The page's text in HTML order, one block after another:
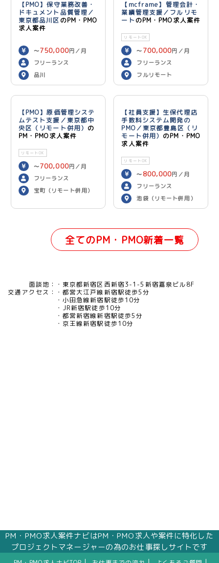
【PMO】保守業務改善・
ドキュメント品質管理／
東京都品川区 のPM・PMO
求人案件
〜750,000円／月
フリーランス
品川
【mcframe】管理会計・
業績管理支援／フルリモ
ートのPM・PMO求人案件
リモートOK
〜 700,000円／月
フリーランス
フルリモート
【PMO】原価管理システ
ムテスト支援／東京都中
央区（リモート併用） の
PM・PMO求人案件
リモートOK
〜700,000円／月
フリーランス
宝町（リモート併用）
【社員支援】生保代理店
手数料システム開発の
PMO／東京都豊島区（リ
モート併用） のPM・PMO
求人案件
リモートOK
〜 800,000円／月
フリーランス
池袋（リモート併用）
全てのPM・PMO新着一覧
面談地：
東京都新宿区西新宿3-1-5新宿嘉泉ビル8F
交通アクセス：
都営大江戸線新宿駅徒歩5分
小田急線新宿駅徒歩10分
JR新宿駅徒歩10分
都営新宿線新宿駅徒歩5分
京王線新宿駅徒歩10分
PM・PMO求人案件ナビはPM・PMO求人や案件に特化した
プロジェクトマネージャーの為のお仕事探しサイトです